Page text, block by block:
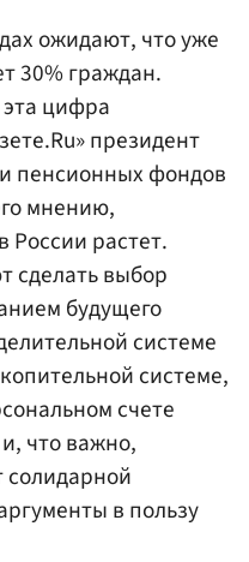
ожидают, что уже
30% граждан.
эта цифра
президент
пенсионных фондов
мнению,
России растет.
сделать выбор
будущего
системе
системе,
счете
что важно,
солидарной
в пользу